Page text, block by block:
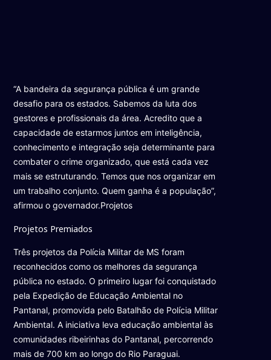
“A bandeira da segurança pública é um grande
desafio para os estados. Sabemos da luta dos
gestores e profissionais da área. Acredito que a
capacidade de estarmos juntos em inteligência,
conhecimento e integração seja determinante para
combater o crime organizado, que está cada vez
mais se estruturando. Temos que nos organizar em
um trabalho conjunto. Quem ganha é a população”,
afirmou o governador.Projetos
Projetos Premiados
Três projetos da Polícia Militar de MS foram
reconhecidos como os melhores da segurança
pública no estado. O primeiro lugar foi conquistado
pela Expedição de Educação Ambiental no
Pantanal, promovida pelo Batalhão de Polícia Militar
Ambiental. A iniciativa leva educação ambiental às
comunidades ribeirinhas do Pantanal, percorrendo
mais de 700 km ao longo do Rio Paraguai.